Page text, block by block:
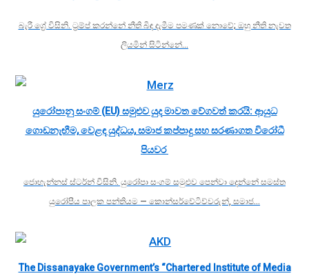
බැරී ග්‍රේ විසිනි. ට්‍රම්ප් කරන්නේ නීති බිඳ දැමීම පමණක් නොවේ; ඔහු නීති නැවත
ලියමින් සිටින්නේ…
යුරෝපානු සංගම් (EU) සමුළුව යුද මාවත වේගවත් කරයි: ආයුධ
ගොඩනැඟීම, වෙළඳ යුද්ධය, සමාජ කප්පාදු සහ සරණාගත විරෝධී
පියවර
ජොහැන්නස් ස්ටර්න් විසිනි. යුරෝපා සංගම් සමුළුව පෙන්වා දෙන්නේ සමස්ත
යුරෝපීය පාලක පන්තියම — කොන්සර්වේටිව්වරුන්, සමාජ…
The Dissanayake Government’s “Chartered Institute of Media